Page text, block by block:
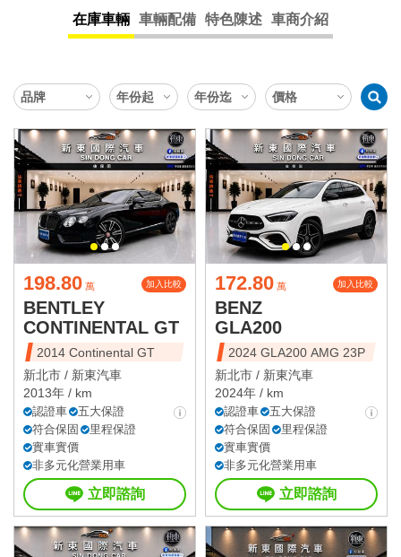
在庫車輛 車輛配備 特色陳述 車商介紹
198.80 萬 加入比較
BENTLEY
CONTINENTAL GT
2014 Continental GT
新北市 / 新東汽車
2013年 / km
認證車
五大保證
符合保固
里程保證
實車實價
非多元化營業用車
立即諮詢
172.80 萬 加入比較
BENZ
GLA200
2024 GLA200 AMG 23P
新北市 / 新東汽車
2024年 / km
認證車
五大保證
符合保固
里程保證
實車實價
非多元化營業用車
立即諮詢